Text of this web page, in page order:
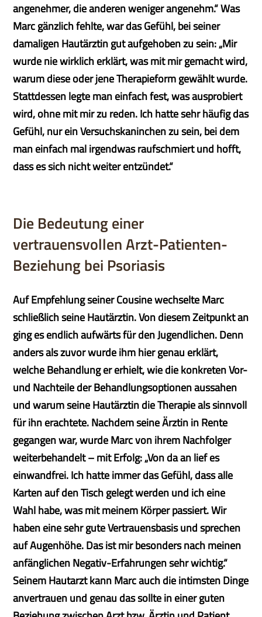
angenehmer, die anderen weniger angenehm.“ Was
Marc gänzlich fehlte, war das Gefühl, bei seiner
damaligen Hautärztin gut aufgehoben zu sein: „Mir
wurde nie wirklich erklärt, was mit mir gemacht wird,
warum diese oder jene Therapieform gewählt wurde.
Stattdessen legte man einfach fest, was ausprobiert
wird, ohne mit mir zu reden. Ich hatte sehr häufig das
Gefühl, nur ein Versuchskaninchen zu sein, bei dem
man einfach mal irgendwas raufschmiert und hofft,
dass es sich nicht weiter entzündet.“
Die Bedeutung einer
vertrauensvollen Arzt-Patienten-
Beziehung bei Psoriasis
Auf Empfehlung seiner Cousine wechselte Marc
schließlich seine Hautärztin. Von diesem Zeitpunkt an
ging es endlich aufwärts für den Jugendlichen. Denn
anders als zuvor wurde ihm hier genau erklärt,
welche Behandlung er erhielt, wie die konkreten Vor-
und Nachteile der Behandlungsoptionen aussahen
und warum seine Hautärztin die Therapie als sinnvoll
für ihn erachtete. Nachdem seine Ärztin in Rente
gegangen war, wurde Marc von ihrem Nachfolger
weiterbehandelt – mit Erfolg: „Von da an lief es
einwandfrei. Ich hatte immer das Gefühl, dass alle
Karten auf den Tisch gelegt werden und ich eine
Wahl habe, was mit meinem Körper passiert. Wir
haben eine sehr gute Vertrauensbasis und sprechen
auf Augenhöhe. Das ist mir besonders nach meinen
anfänglichen Negativ-Erfahrungen sehr wichtig.“
Seinem Hautarzt kann Marc auch die intimsten Dinge
anvertrauen und genau das sollte in einer guten